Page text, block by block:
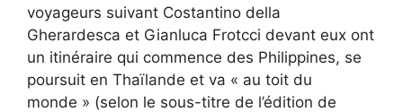
voyageurs suivant Costantino della
Gherardesca et Gianluca Frotcci devant eux ont
un itinéraire qui commence des Philippines, se
poursuit en Thaïlande et va « au toit du
monde » (selon le sous-titre de l’édition de